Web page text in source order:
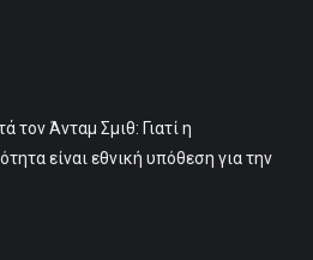
τον Άνταμ Σμιθ: Γιατί η
είναι εθνική υπόθεση για την